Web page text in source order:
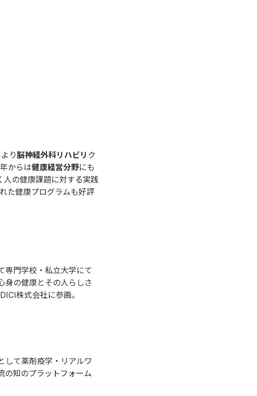
り 脳神経外科リハビリ ク
からは健康経営分野にも
人の健康課題に対する実践
た健康プログラムも好評
専門学校・私立大学にて
身の健康とその人らしさ
株式会社に参画。
して薬剤疫学・リアルワ
の知のプラットフォーム